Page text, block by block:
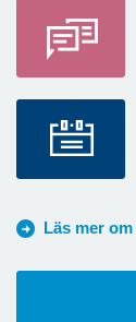
Läs mer